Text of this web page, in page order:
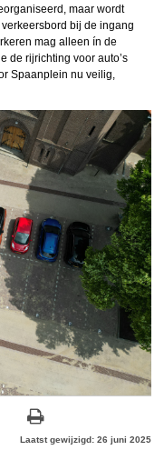
maar wordt
bij de ingang
mag alleen ín de
de rijrichting voor auto’s
Spaanplein nu veilig,
Laatst gewijzigd: 26 juni 2025